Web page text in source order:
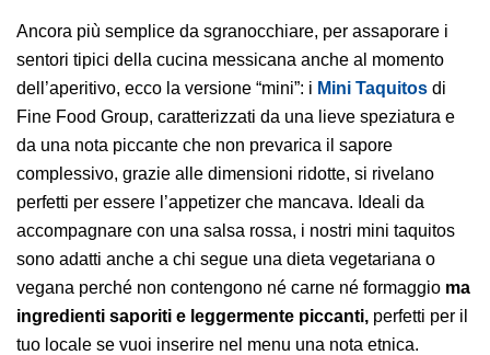
Ancora più semplice da sgranocchiare, per assaporare i
sentori tipici della cucina messicana anche al momento
dell’aperitivo, ecco la versione “mini”: i Mini Taquitos di
Fine Food Group, caratterizzati da una lieve speziatura e
da una nota piccante che non prevarica il sapore
complessivo, grazie alle dimensioni ridotte, si rivelano
perfetti per essere l’appetizer che mancava. Ideali da
accompagnare con una salsa rossa, i nostri mini taquitos
sono adatti anche a chi segue una dieta vegetariana o
vegana perché non contengono né carne né formaggio ma
ingredienti saporiti e leggermente piccanti, perfetti per il
tuo locale se vuoi inserire nel menu una nota etnica.